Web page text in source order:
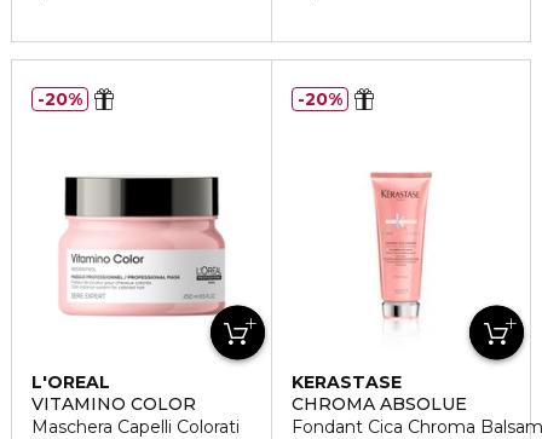
L'OREAL
PROFESSIONNEL
VITAMINO COLOR
Maschera Capelli Colorati
20%
KERASTASE
CHROMA ABSOLUE
Fondant Cica Chroma
20%